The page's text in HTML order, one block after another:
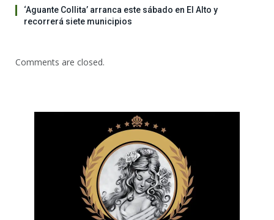
‘Aguante Collita’ arranca este sábado en El Alto y
recorrerá siete municipios
Comments are closed.